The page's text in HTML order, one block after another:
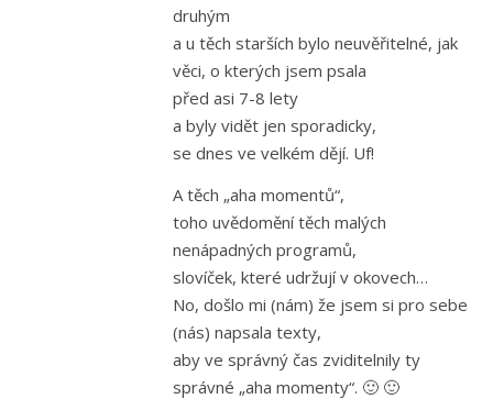
druhým
a u těch starších bylo neuvěřitelné, jak
věci, o kterých jsem psala
před asi 7-8 lety
a byly vidět jen sporadicky,
se dnes ve velkém dějí. Uf!
A těch „aha momentů“,
toho uvědomění těch malých
nenápadných programů,
slovíček, které udržují v okovech…
No, došlo mi (nám) že jsem si pro sebe
(nás) napsala texty,
aby ve správný čas zviditelnily ty
správné „aha momenty“. 🙂 🙂